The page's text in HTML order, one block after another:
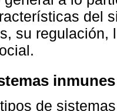
del
su regulación,
inmunes
de